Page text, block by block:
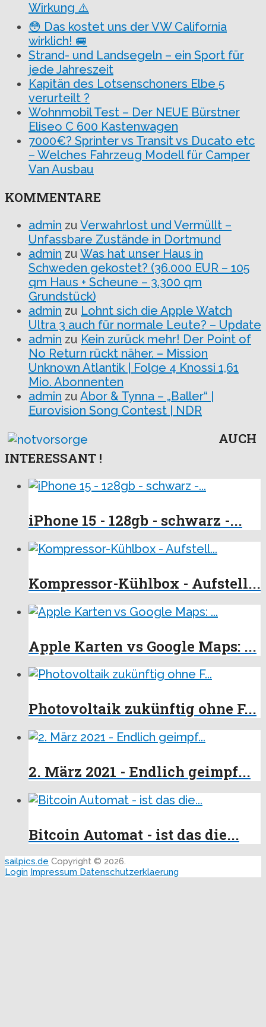
Wirkung ⚠️
😳 Das kostet uns der VW California
wirklich! 🚐
Strand- und Landsegeln – ein Sport für
jede Jahreszeit
Kapitän des Lotsenschoners Elbe 5
verurteilt ?
Wohnmobil Test – Der NEUE Bürstner
Eliseo C 600 Kastenwagen
7000€? Sprinter vs Transit vs Ducato etc
– Welches Fahrzeug Modell für Camper
Van Ausbau
KOMMENTARE
admin zu Verwahrlost und Vermüllt –
Unfassbare Zustände in Dortmund
admin zu Was hat unser Haus in
Schweden gekostet? (36.000 EUR – 105
qm Haus + Scheune – 3.300 qm
Grundstück)
admin zu Lohnt sich die Apple Watch
Ultra 3 auch für normale Leute? – Update
admin zu Kein zurück mehr! Der Point of
No Return rückt näher. – Mission
Unknown Atlantik | Folge 4 Knossi 1,61
Mio. Abonnenten
admin zu Abor & Tynna – „Baller“ |
Eurovision Song Contest | NDR
AUCH
INTERESSANT !
iPhone 15 - 128gb - schwarz -...
Kompressor-Kühlbox - Aufstell...
Apple Karten vs Google Maps: ...
Photovoltaik zukünftig ohne F...
2. März 2021 - Endlich geimpf...
Bitcoin Automat - ist das die...
sailpics.de Copyright © 2026.
Login Impressum Datenschutzerklaerung